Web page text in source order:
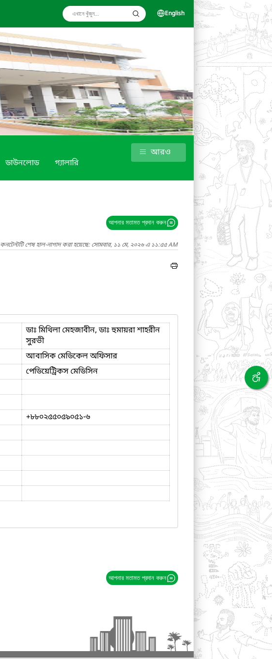
English
ডাউনলোড গ্যালারি
আরও
আপনার মতামত প্রদান করুন
কনটেন্টটি শেষ হাল-নাগাদ করা হয়েছে: সোমবার, ১১ মে, ২০২৬ এ ১১:৫৫ AM
ডাঃ মিথিলা মেহজাবীন, ডাঃ হুমায়রা শাহরীন
সুরভী
আবাসিক মেডিকেল অফিসার
পেডিয়েট্রিকস মেডিসিন
+৮৮০২৫৫০৫৯০৫১-৬
আপনার মতামত প্রদান করুন